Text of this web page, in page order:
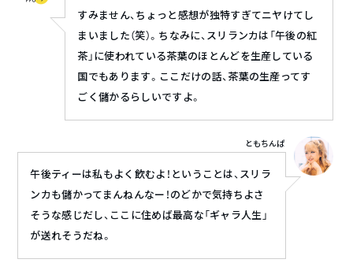
すみません、ちょっと感想が独特すぎてニヤけてし
まいました（笑）。ちなみに、スリランカは「午後の紅
茶」に使われている茶葉のほとんどを生産している
国でもあります。ここだけの話、茶葉の生産ってす
ごく儲かるらしいですよ。
午後ティーは私もよく飲むよ！ということは、スリラ
ンカも儲かってまんねんなー！のどかで気持ちよさ
そうな感じだし、ここに住めば最高な「ギャラ人生」
が送れそうだね。
ともちんぱ